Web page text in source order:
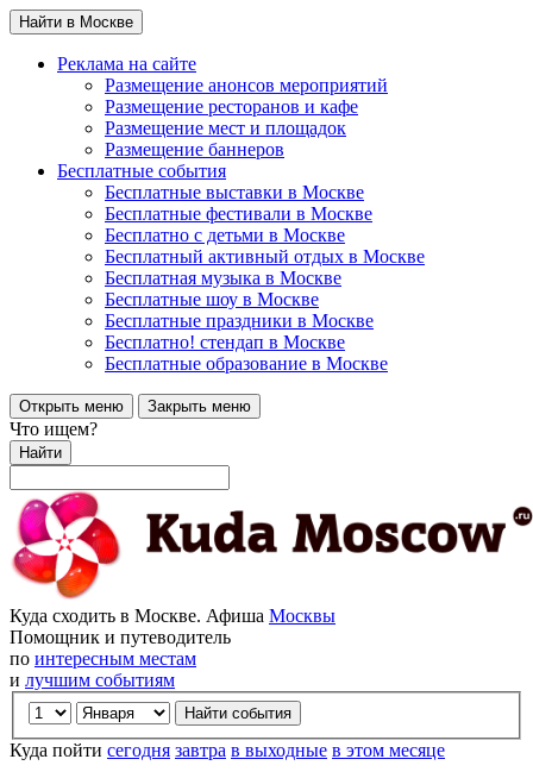
Найти в Москве
Реклама на сайте
Размещение анонсов мероприятий
Размещение ресторанов и кафе
Размещение мест и площадок
Размещение баннеров
Бесплатные события
Бесплатные выставки в Москве
Бесплатные фестивали в Москве
Бесплатно с детьми в Москве
Бесплатный активный отдых в Москве
Бесплатная музыка в Москве
Бесплатные шоу в Москве
Бесплатные праздники в Москве
Бесплатно! стендап в Москве
Бесплатные образование в Москве
Открыть меню Закрыть меню
Что ищем?
Найти
Куда сходить в Москве. Афиша Москвы
Помощник и путеводитель
по интересным местам
и лучшим событиям
Куда пойти сегодня завтра в выходные в этом месяце